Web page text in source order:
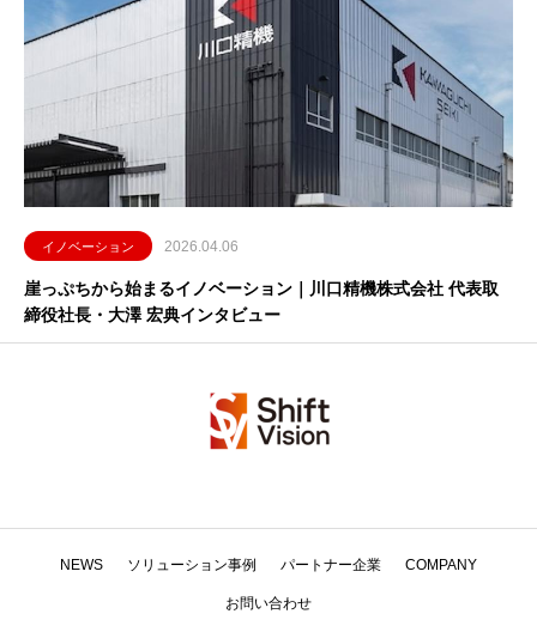
イノベーション 2026.04.06
崖っぷちから始まるイノベーション｜川口精機株式会社 代表取
締役社長・大澤 宏典インタビュー
NEWS ソリューション事例 パートナー企業 COMPANY
お問い合わせ